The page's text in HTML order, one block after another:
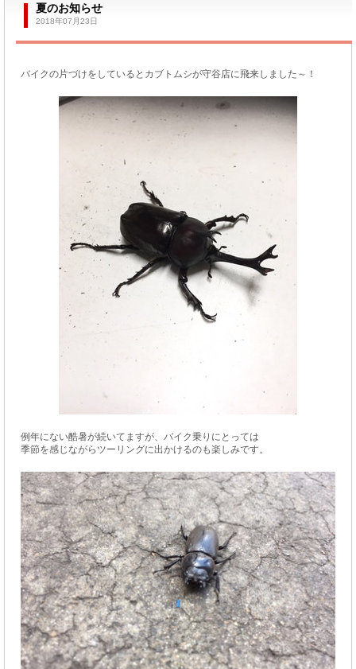
夏のお知らせ
2018年07月23日
バイクの片づけをしているとカブトムシが守谷店に飛来しました～！
例年にない酷暑が続いてますが、バイク乗りにとっては
季節を感じながらツーリングに出かけるのも楽しみです。